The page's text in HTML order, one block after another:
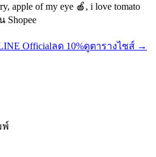
apple of my eye 🍎, i love tomato
Shopee
Officialลด 10%ดูตารางไซส์ →
พ์